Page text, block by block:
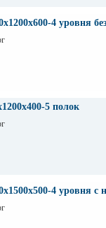
4 уровня
5 полок
4 уровня с